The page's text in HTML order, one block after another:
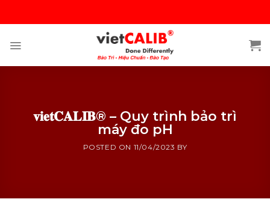
content
𝐯𝐢𝐞𝐭𝐂𝐀𝐋𝐈𝐁® – Quy trình bảo trì
máy đo pH
POSTED ON 11/04/2023 BY